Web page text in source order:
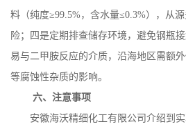
料（纯度≥99.5%，含水量≤0.3%），从
险；四是定期排查储存环境，避免钢瓶
易与二甲胺反应的介质，沿海地区需额
等腐蚀性杂质的影响。
六、注意事项
安徽海沃精细化工有限公司介绍到